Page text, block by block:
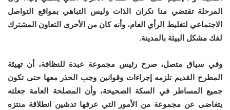
المرحلة تقتضي منا نكران الذات وليس التباهي بمواقع التواصل
الاجتماعي لتغليط الرأي العام، وأنه كان من الأحرى التعاون المشترك
لفك مشكل البيئة بالمدينة.
وفي سياق متصل، صرح رئيس مجموعة عبدة للنظافة، أن تهيئة
المطرح القديم تلزمه إجراءات وقوانين وجب الحذر معها حتى تكون
جميع المساطر في السكة الصحيحة، وأن المصلحة العامة جعلته
يتغاضى عن مجموعة من الأمور التي عرفها تدشين انطلاقة منتزه